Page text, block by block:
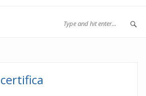
certifica